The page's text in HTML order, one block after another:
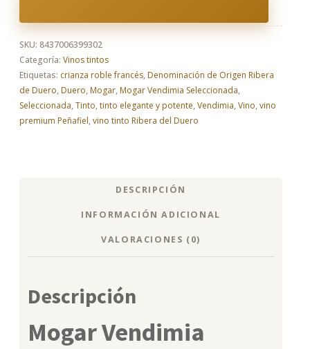
cantidad
SKU: 8437006399302
Categoría: Vinos tintos
Etiquetas: crianza roble francés, Denominación de Origen Ribera
de Duero, Duero, Mogar, Mogar Vendimia Seleccionada,
Seleccionada,Tinto,tinto elegante y potente,Vendimia,Vino,vino
premium Peñafiel,vino tinto Ribera del Duero
DESCRIPCIÓN
INFORMACIÓN ADICIONAL
VALORACIONES (0)
Descripción
Mogar Vendimia